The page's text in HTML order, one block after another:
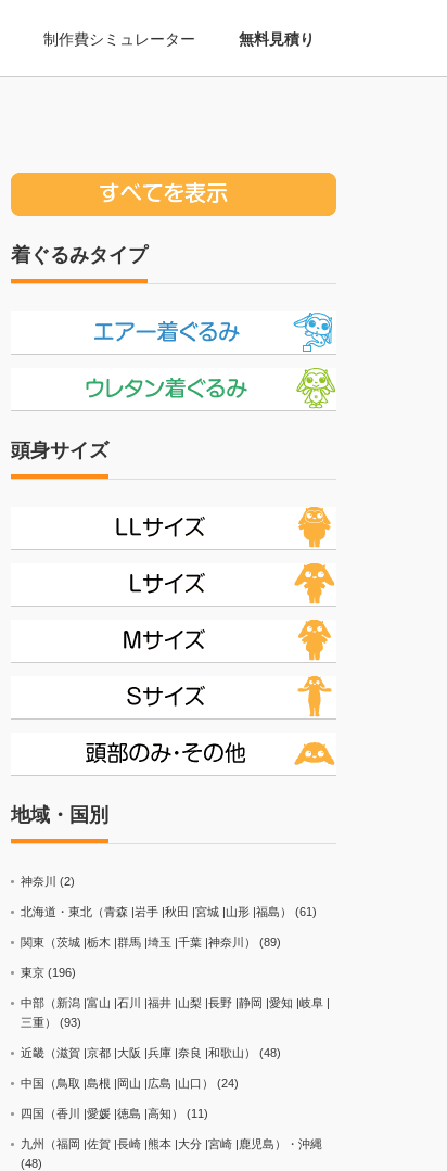
制作費シミュレーター 無料見積り
着ぐるみタイプ
頭身サイズ
地域・国別
神奈川 (2)
北海道・東北（青森 |岩手 |秋田 |宮城 |山形 |福島） (61)
関東（茨城 |栃木 |群馬 |埼玉 |千葉 |神奈川） (89)
東京 (196)
中部（新潟 |富山 |石川 |福井 |山梨 |長野 |静岡 |愛知 |岐阜 |
三重）
(93)
近畿（滋賀 |京都 |大阪 |兵庫 |奈良 |和歌山） (48)
中国（鳥取 |島根 |岡山 |広島 |山口） (24)
四国（香川 |愛媛 |徳島 |高知） (11)
九州（福岡 |佐賀 |長崎 |熊本 |大分 |宮崎 |鹿児島）・沖縄
(48)